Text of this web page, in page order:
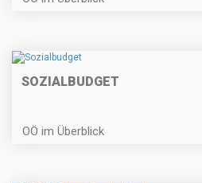
SOZIALBUDGET
OÖ im Überblick